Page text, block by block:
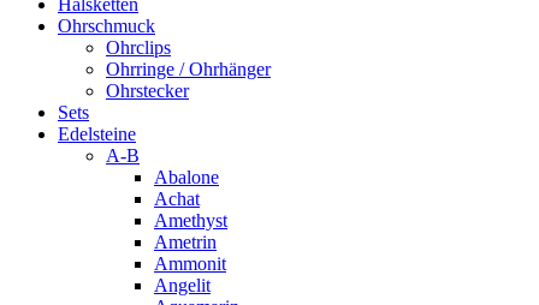
Halsketten
Ohrschmuck
Ohrclips
Ohrringe / Ohrhänger
Ohrstecker
Sets
Edelsteine
A-B
Abalone
Achat
Amethyst
Ametrin
Ammonit
Angelit